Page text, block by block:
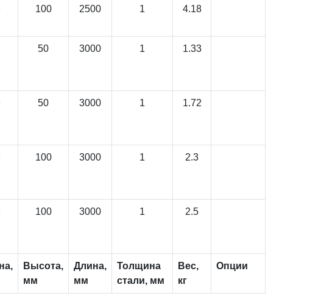
100 2500 1 4.18
50 3000 1 1.33
50 3000 1 1.72
100 3000 1 2.3
100 3000 1 2.5
Высота,
мм
Длина,
мм
Толщина
стали, мм
Вес,
кг
Опции